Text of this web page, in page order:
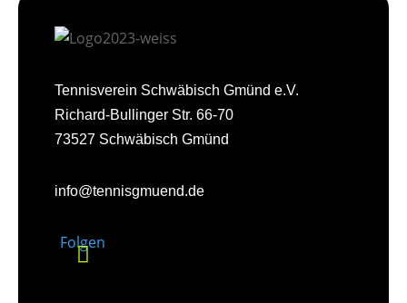
Tennisverein Schwäbisch Gmünd e.V.
Richard-Bullinger Str. 66-70
73527 Schwäbisch Gmünd
info@tennisgmuend.de
Folgen